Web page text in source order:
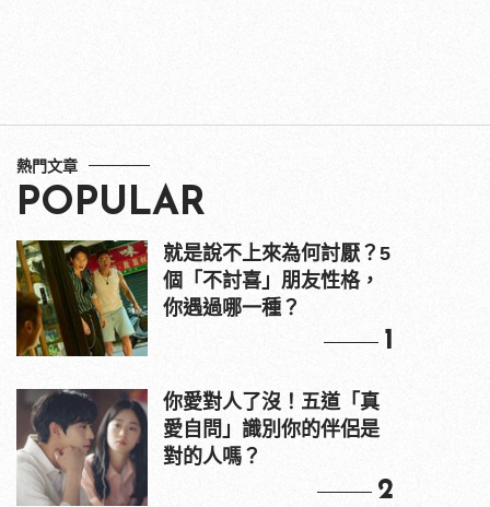
熱門文章
POPULAR
就是說不上來為何討厭？5
個「不討喜」朋友性格，
你遇過哪一種？
1
你愛對人了沒！五道「真
愛自問」識別你的伴侶是
對的人嗎？
2